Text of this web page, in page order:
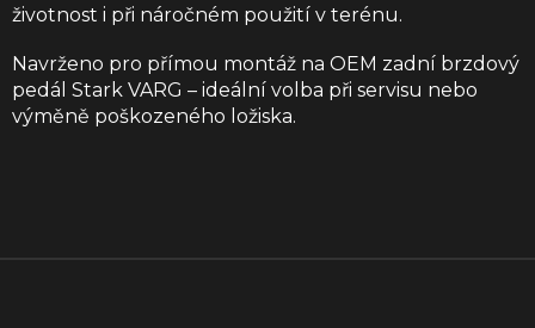
životnost i při náročném použití v terénu.
Navrženo pro přímou montáž na OEM zadní brzdový
pedál Stark VARG – ideální volba při servisu nebo
výměně poškozeného ložiska.